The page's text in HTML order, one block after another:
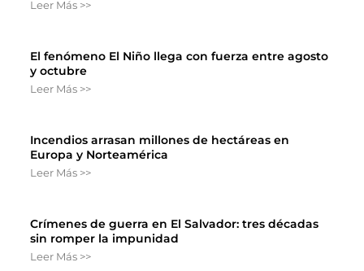
Leer Más >>
El fenómeno El Niño llega con fuerza entre agosto
y octubre
Leer Más >>
Incendios arrasan millones de hectáreas en
Europa y Norteamérica
Leer Más >>
Crímenes de guerra en El Salvador: tres décadas
sin romper la impunidad
Leer Más >>